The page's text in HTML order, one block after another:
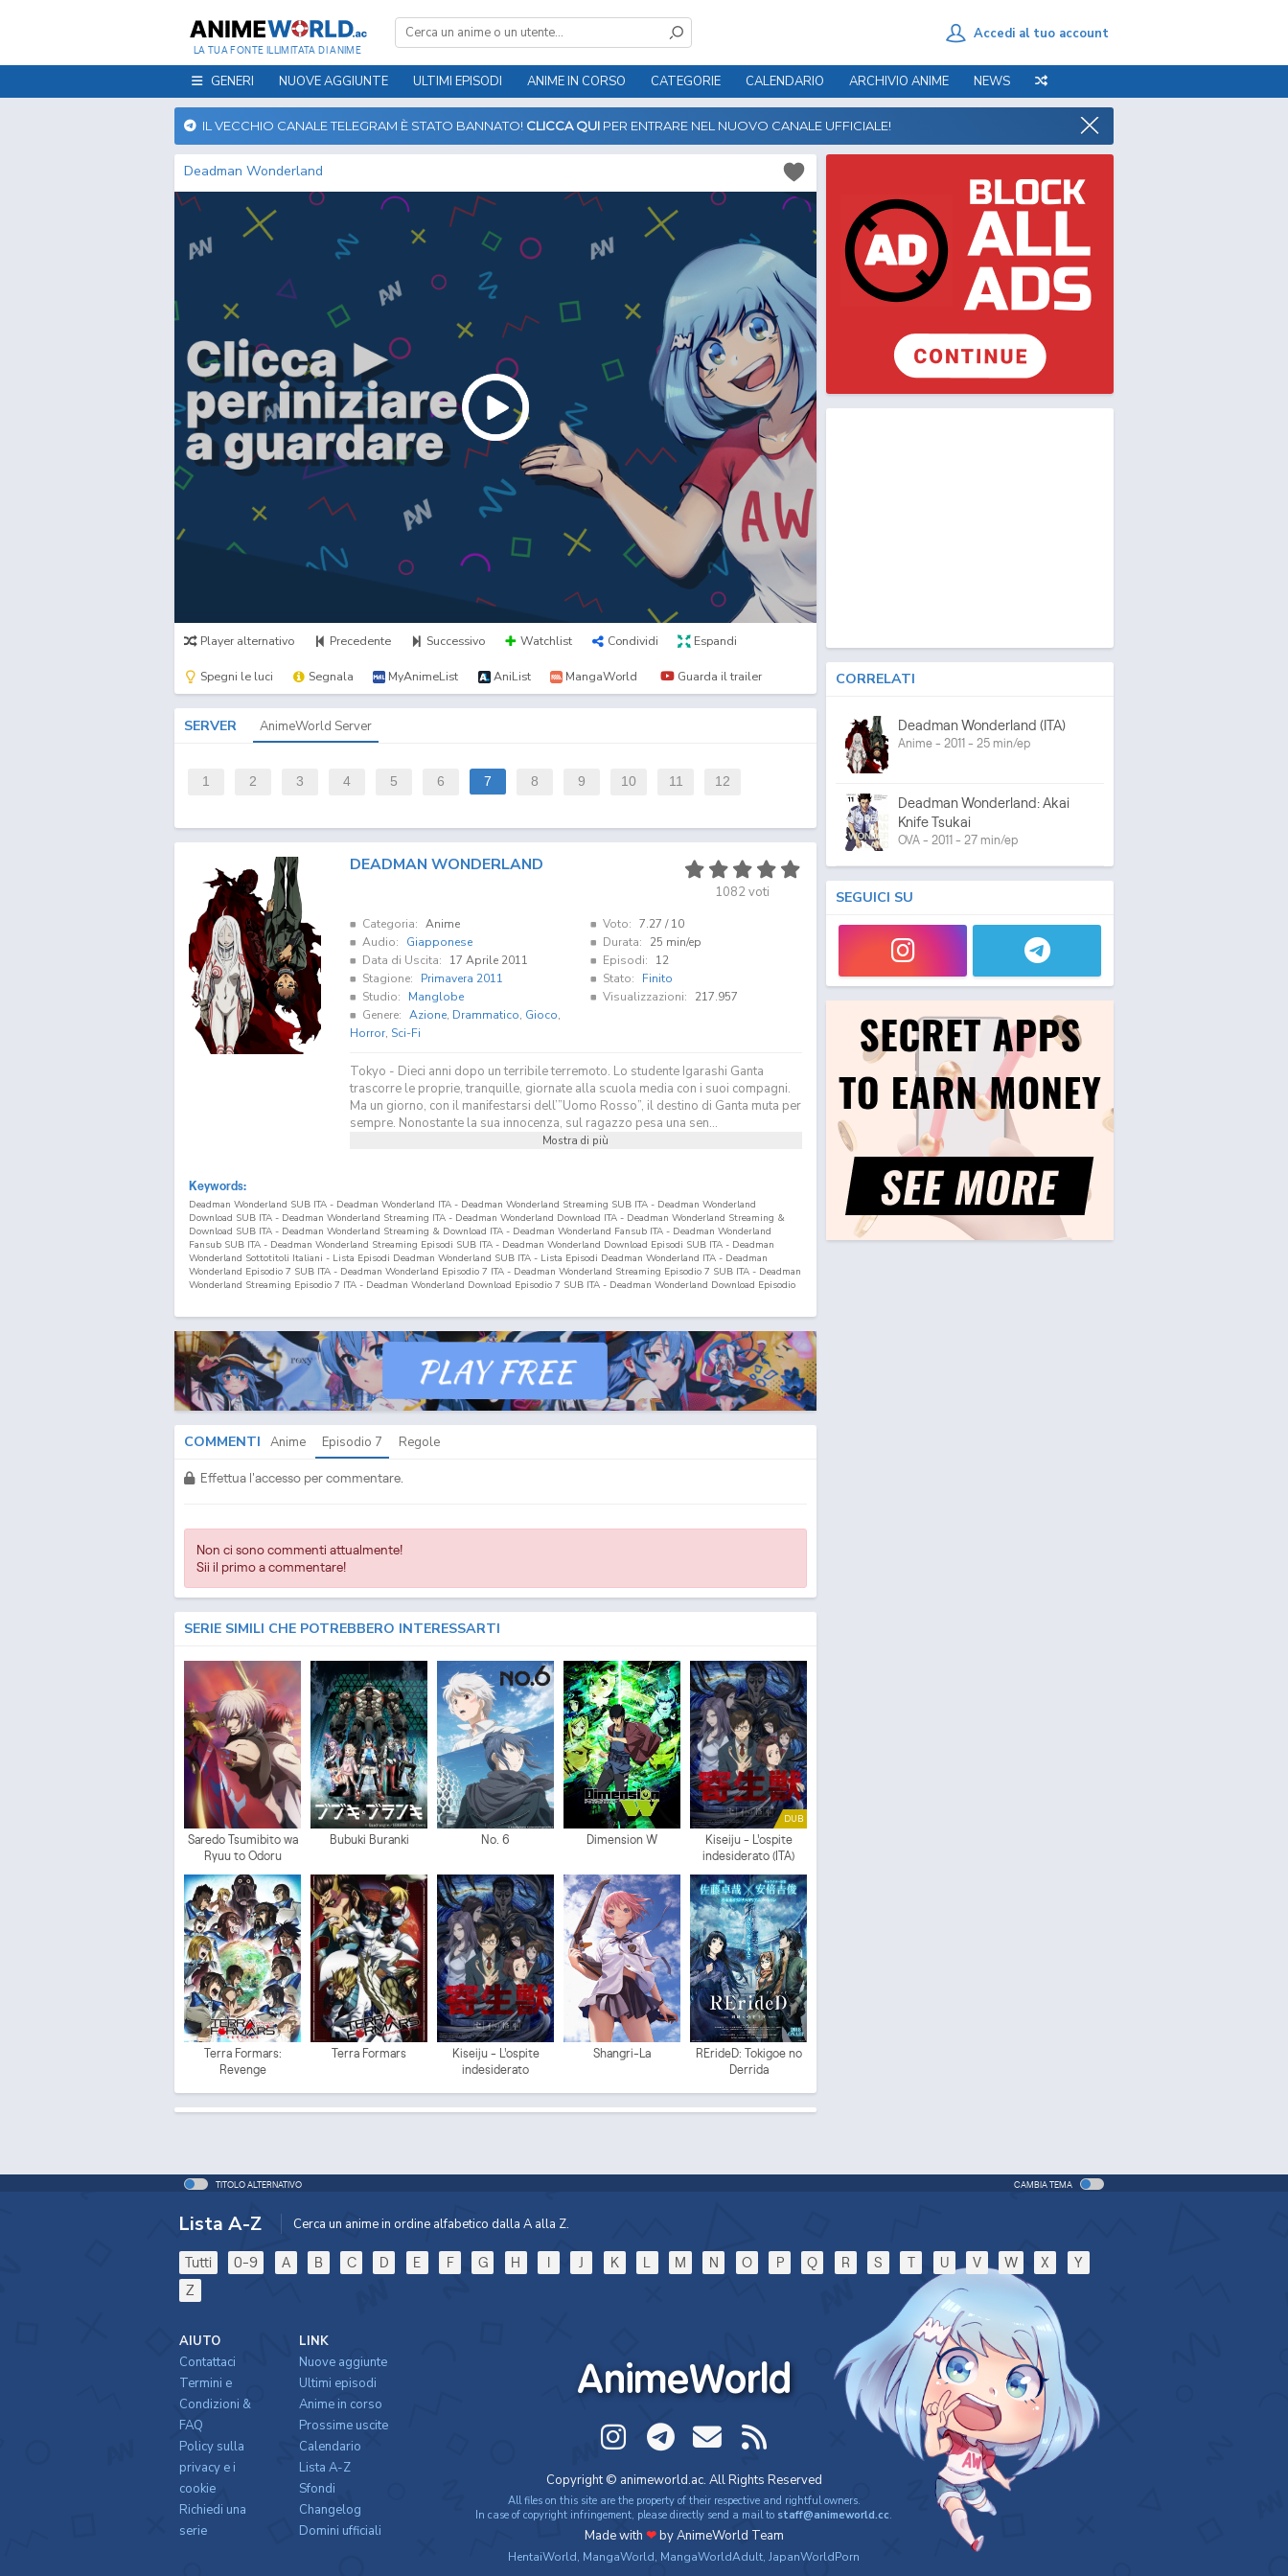
LA TUA FONTE ILLIMITATA DI ANIME
Accedi al tuo account
GENERI NUOVE AGGIUNTE ULTIMI EPISODI ANIME IN CORSO CATEGORIE CALENDARIO ARCHIVIO ANIME NEWS
IL VECCHIO CANALE TELEGRAM È STATO BANNATO! CLICCA QUI PER ENTRARE NEL NUOVO CANALE UFFICIALE!
Deadman Wonderland
Player alternativo Precedente Successivo Watchlist Condividi Espandi
Spegni le luci Segnala MyAnimeList AniList MangaWorld Guarda il trailer
SERVER AnimeWorld Server
1 2 3 4 5 6 7 8 9 10 11 12
DEADMAN WONDERLAND
1082voti
Categoria: Anime
Audio:
Giapponese
Data di Uscita:
17 Aprile 2011
Stagione:
Primavera 2011
Studio:
Manglobe
Genere: Azione, Drammatico, Gioco,
Horror, Sci-Fi
Voto: 7.27 / 10
Durata:
25 min/ep
Episodi:
12
Stato:
Finito
Visualizzazioni:
217.957
Tokyo - Dieci anni dopo un terribile terremoto. Lo studente Igarashi Ganta
trascorre le proprie, tranquille, giornate alla scuola media con i suoi compagni.
Ma un giorno, con il manifestarsi dell’”Uomo Rosso”, il destino di Ganta muta per
sempre. Nonostante la sua innocenza, sul ragazzo pesa una sen...
Mostra di più
Keywords:
Deadman Wonderland SUB ITA - Deadman Wonderland ITA - Deadman Wonderland Streaming SUB ITA - Deadman Wonderland
Download SUB ITA - Deadman Wonderland Streaming ITA - Deadman Wonderland Download ITA - Deadman Wonderland Streaming &
Download SUB ITA - Deadman Wonderland Streaming & Download ITA - Deadman Wonderland Fansub ITA - Deadman Wonderland
Fansub SUB ITA - Deadman Wonderland Streaming Episodi SUB ITA - Deadman Wonderland Download Episodi SUB ITA - Deadman
Wonderland Sottotitoli Italiani - Lista Episodi Deadman Wonderland SUB ITA - Lista Episodi Deadman Wonderland ITA - Deadman
Wonderland Episodio 7 SUB ITA - Deadman Wonderland Episodio 7 ITA - Deadman Wonderland Streaming Episodio 7 SUB ITA - Deadman
Wonderland Streaming Episodio 7 ITA - Deadman Wonderland Download Episodio 7 SUB ITA - Deadman Wonderland Download Episodio
COMMENTI Anime Episodio 7 Regole
Effettua l'accesso per commentare.
Non ci sono commenti attualmente!
Sii il primo a commentare!
SERIE SIMILI CHE POTREBBERO INTERESSARTI
Saredo Tsumibito wa
Ryuu to Odoru
Bubuki Buranki No. 6 Dimension W
DUB
Kiseiju - L'ospite
indesiderato (ITA)
Terra Formars:
Revenge
Terra Formars
Kiseiju - L'ospite
indesiderato
Shangri-La
RErideD: Tokigoe no
Derrida
CORRELATI
Deadman Wonderland (ITA)
Anime - 2011 - 25 min/ep
Deadman Wonderland: Akai
Knife Tsukai
OVA - 2011 - 27 min/ep
SEGUICI SU
TITOLO ALTERNATIVO CAMBIA TEMA
Lista A-Z Cerca un anime in ordine alfabetico dalla A alla Z.
Tutti 0-9 A B C D E F G H I J K L M N O P Q R S T U V W X
Y
Z
AnimeWorld
Copyright © animeworld.ac. All Rights Reserved
All files on this site are the property of their respective and rightful owners.
In case of copyright infringement, please directly send a mail to staff@animeworld.cc.
Made with ❤by AnimeWorld Team
HentaiWorld, MangaWorld, MangaWorldAdult,JapanWorldPorn
AIUTO
Contattaci
Termini e
Condizioni &
FAQ
Policy sulla
privacy e i
cookie
Richiedi una
serie
LINK
Nuove aggiunte
Ultimi episodi
Anime in corso
Prossime uscite
Calendario
Lista A-Z
Sfondi
Changelog
Domini ufficiali